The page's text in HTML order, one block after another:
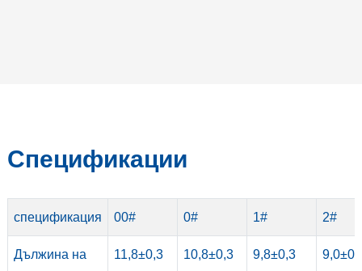
Спецификации
спецификация 00# 0# 1# 2#
Дължина на
11,8±0,3 10,8±0,3 9,8±0,3